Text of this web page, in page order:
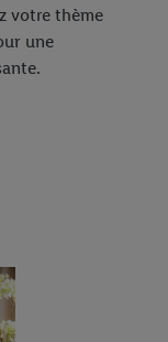
votre thème
une